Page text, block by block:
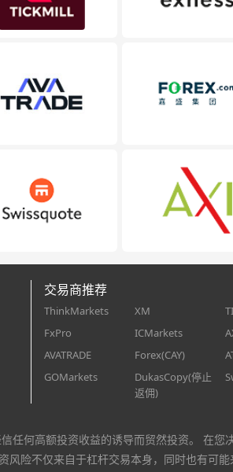
交易商推荐
ThinkMarkets XM
FxPro
ICMarkets
AVATRADE
Forex(CAY)
GOMarkets
DukasCopy(停止
返佣)
任何高额投资收益的诱导而贸然投资。 在
险不仅来自于杠杆交易本身，同时也有可